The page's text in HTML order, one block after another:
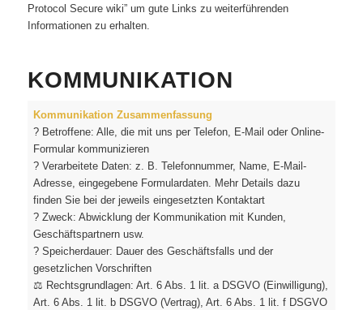
Protocol Secure wiki” um gute Links zu weiterführenden
Informationen zu erhalten.
KOMMUNIKATION
Kommunikation Zusammenfassung
? Betroffene: Alle, die mit uns per Telefon, E-Mail oder Online-
Formular kommunizieren
? Verarbeitete Daten: z. B. Telefonnummer, Name, E-Mail-
Adresse, eingegebene Formulardaten. Mehr Details dazu
finden Sie bei der jeweils eingesetzten Kontaktart
? Zweck: Abwicklung der Kommunikation mit Kunden,
Geschäftspartnern usw.
? Speicherdauer: Dauer des Geschäftsfalls und der
gesetzlichen Vorschriften
⚖️ Rechtsgrundlagen: Art. 6 Abs. 1 lit. a DSGVO (Einwilligung),
Art. 6 Abs. 1 lit. b DSGVO (Vertrag), Art. 6 Abs. 1 lit. f DSGVO